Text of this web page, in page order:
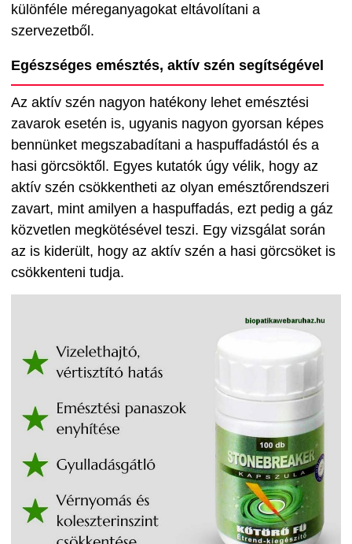
különféle méreganyagokat eltávolítani a
szervezetből.
Egészséges emésztés, aktív szén segítségével
Az aktív szén nagyon hatékony lehet emésztési
zavarok esetén is, ugyanis nagyon gyorsan képes
bennünket megszabadítani a haspuffadástól és a
hasi görcsöktől. Egyes kutatók úgy vélik, hogy az
aktív szén csökkentheti az olyan emésztőrendszeri
zavart, mint amilyen a haspuffadás, ezt pedig a gáz
közvetlen megkötésével teszi. Egy vizsgálat során
az is kiderült, hogy az aktív szén a hasi görcsöket is
csökkenteni tudja.